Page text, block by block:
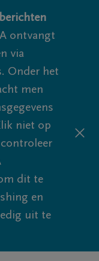
ontvangt
via
Onder het
men
niet op
dit te
en
uit te